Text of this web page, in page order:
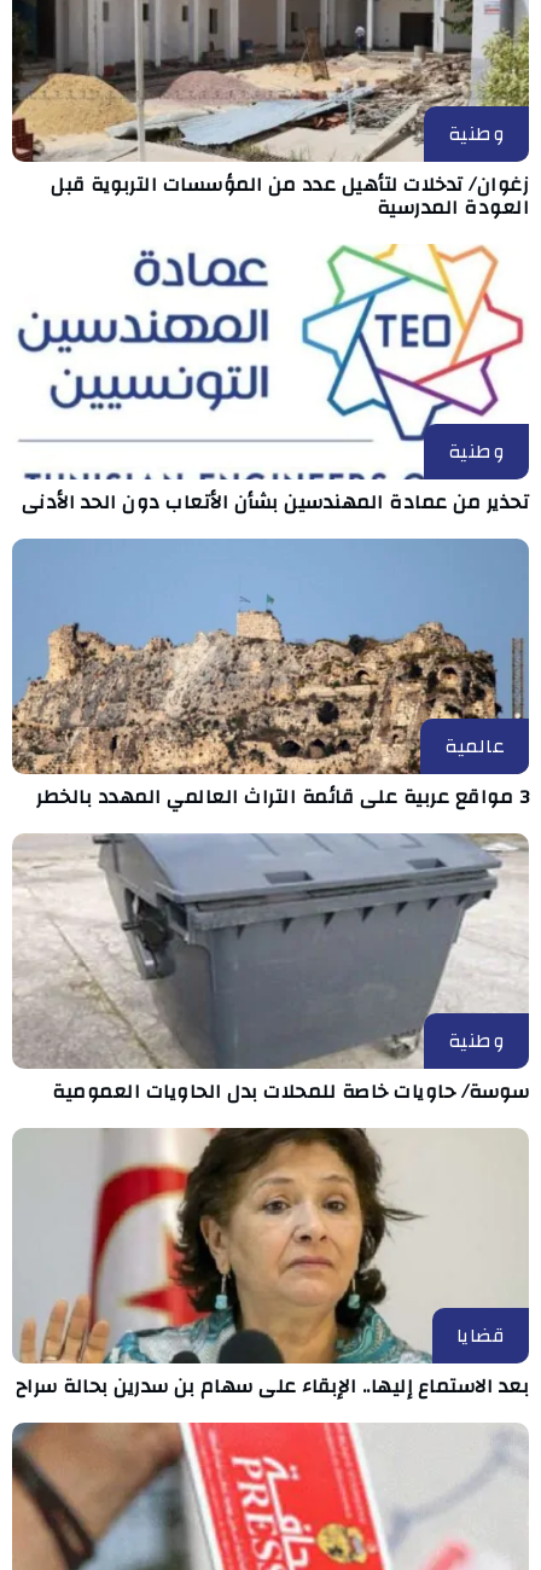
وطنية
زغوان/ تدخلات لتأهيل عدد من المؤسسات التربوية قبل
العودة المدرسية
وطنية
تحذير من عمادة المهندسين بشأن الأتعاب دون الحد الأدنى
عالمية
3 مواقع عربية على قائمة التراث العالمي المهدد بالخطر
وطنية
سوسة/ حاويات خاصة للمحلات بدل الحاويات العمومية
قضايا
بعد الاستماع إليها.. الإبقاء على سهام بن سدرين بحالة سراح